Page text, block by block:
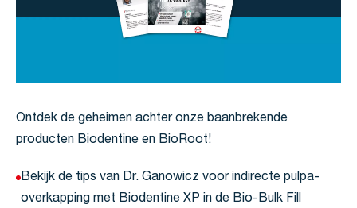
Ontdek de geheimen achter onze baanbrekende
producten Biodentine en BioRoot!
Bekijk de tips van Dr. Ganowicz voor indirecte pulpa-
overkapping met Biodentine XP in de Bio-Bulk Fill